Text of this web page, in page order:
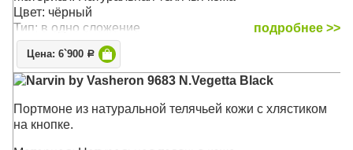
Цвет: чёрный
Тип: в одно сложение
подробнее >>
Цена: 6`900 Р
Narvin by Vasheron 9683 N.Vegetta Black
Портмоне из натуральной телячьей кожи с хлястиком
на кнопке.